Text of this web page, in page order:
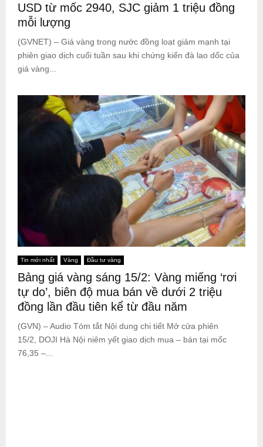
USD từ mốc 2940, SJC giảm 1 triệu đồng
mỗi lượng
(GVNET) – Giá vàng trong nước đồng loạt giảm mạnh tại
phiên giao dịch cuối tuần sau khi chứng kiến đà lao dốc của
giá vàng...
Tin mới nhất Vàng Đầu tư vàng
Bảng giá vàng sáng 15/2: Vàng miếng ‘rơi
tự do’, biên độ mua bán về dưới 2 triệu
đồng lần đầu tiên kể từ đầu năm
(GVN) – Audio Tóm tắt Nội dung chi tiết Mở cửa phiên
15/2, DOJI Hà Nội niêm yết giao dịch mua – bán tại mốc
76,35 –...